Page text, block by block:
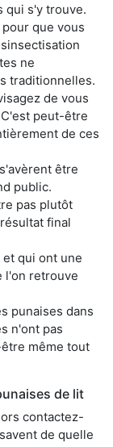
qui s'y trouve.
que vous
ne
traditionnelles.
de vous
peut-être
de ces
être
public.
pas plutôt
final
qui ont une
l'on retrouve
punaises dans
n'ont pas
même tout
de lit
contactez-
de quelle